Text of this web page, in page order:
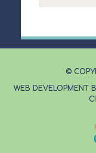
©
WEB DEVELOPMENT